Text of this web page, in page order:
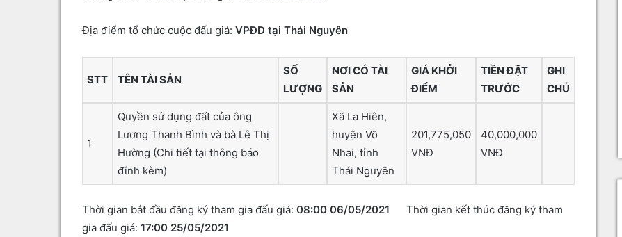
Địa điểm tổ chức cuộc đấu giá: VPĐD tại Thái Nguyên
STT TÊN TÀI SẢN
SỐ
LƯỢNG
NƠI CÓ TÀI
SẢN
GIÁ KHỞI
ĐIỂM
TIỀN ĐẶT
TRƯỚC
GHI
CHÚ
1
Quyền sử dụng đất của ông
Lương Thanh Bình và bà Lê Thị
Hường (Chi tiết tại thông báo
đính kèm)
Xã La Hiên,
huyện Võ
Nhai, tỉnh
Thái Nguyên
201,775,050
VNĐ
40,000,000
VNĐ
Thời gian bắt đầu đăng ký tham gia đấu giá: 08:00 06/05/2021 Thời gian kết thúc đăng ký tham
gia đấu giá: 17:00 25/05/2021